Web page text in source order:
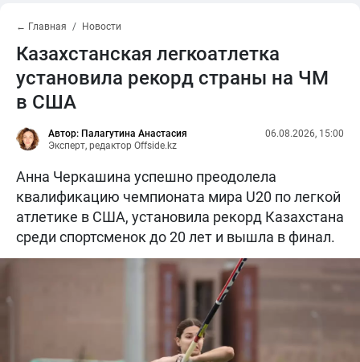
← Главная Новости
Казахстанская легкоатлетка
установила рекорд страны на ЧМ
в США
Автор: Палагутина Анастасия
Эксперт, редактор Offside.kz
06.08.2026, 15:00
Анна Черкашина успешно преодолела
квалификацию чемпионата мира U20 по легкой
атлетике в США, установила рекорд Казахстана
среди спортсменок до 20 лет и вышла в финал.